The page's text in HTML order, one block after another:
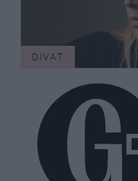
DIVAT